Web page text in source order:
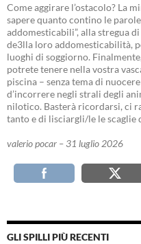
Come aggirare l’ostacolo? La
sapere quanto contino le
addomesticabili”, alla stregua
de3lla loro addomesticabilità,
luoghi di soggiorno.
potrete tenere nella vostra
piscina – senza tema di
d’incorrere negli strali degli
nilotico. Basterà ricordarsi, ci
tanto e di lisciargli/le le scaglie
valerio pocar – 31 luglio 2026
GLI SPILLI PIÙ RECENTI